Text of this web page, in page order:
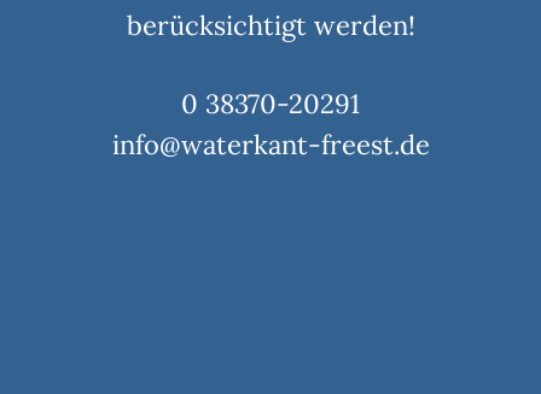
berücksichtigt werden!
0 38370-20291
info@waterkant-freest.de